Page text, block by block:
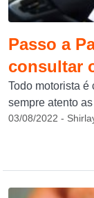
Passo a
consultar
Todo motorista é
sempre atento
03/08/2022 -